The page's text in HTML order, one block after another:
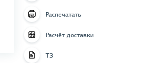
Распечатать
Расчёт доставки
ТЗ